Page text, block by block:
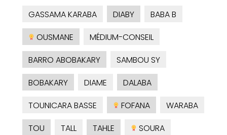
GASSAMA KARABA
DIABY
BABA B
OUSMANE
MÉDIUM-CONSEIL
BARRO ABOBAKARY
SAMBOU SY
BOBAKARY
DIAME
DALABA
TOUNICARA BASSE
FOFANA
WARABA
TOU
TALL TAHLE
SOURA